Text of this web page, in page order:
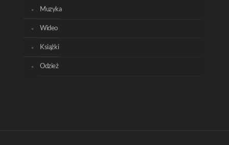
Muzyka
Wideo
Książki
Odzież